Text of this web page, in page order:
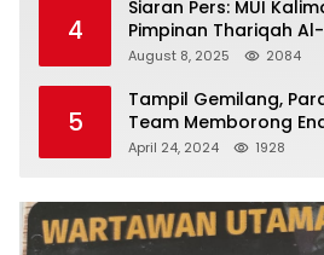
4
Siaran Pers: MUI
Pimpinan Thariqah
Jaga Umat
August 8, 2025 2084
5
Tampil Gemilang,
Team Memborong
April 24, 2024 1928